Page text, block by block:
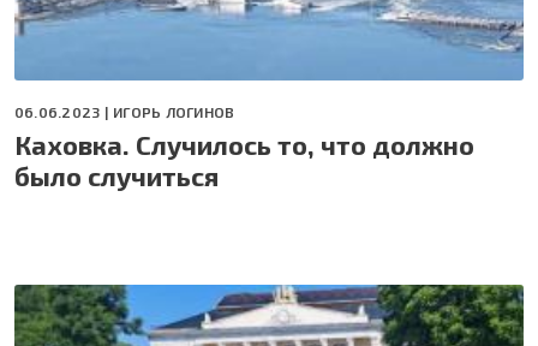
06.06.2023 | ИГОРЬ ЛОГИНОВ
Каховка. Случилось то, что должно
было случиться